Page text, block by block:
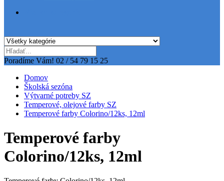
Poradíme Vám! 02 / 54 79 15 25
Domov
Školská sezóna
Výtvarné potreby SZ
Temperové, olejové farby SZ
Temperové farby Colorino/12ks, 12ml
Temperové farby
Colorino/12ks, 12ml